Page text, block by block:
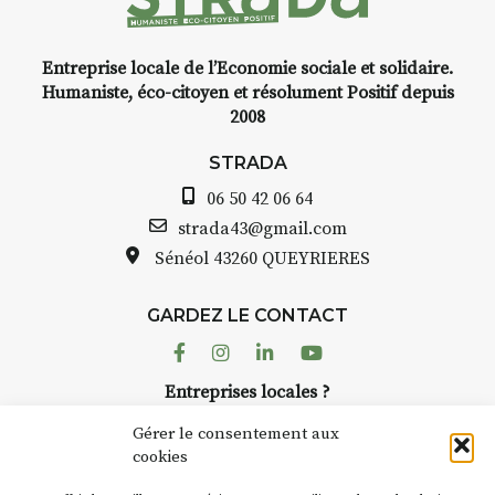
Gérer le consentement aux
cookies
INTERVIEW
avez ouvert une galerie à
Auzon…
Bernard TURLE Le Fumoir n’est
pas une galerie permanente.
AuzonToujours organise
dans le village. Des artistes et
caves, les granges d’Auzon. Le
Fumoir est l’un de ces espaces
Entreprise locale de l’Economie sociale et solidaire.
Humaniste, éco-citoyen et résolument Positif depuis
2008
STRADA
06 50 42 06 64
strada43@gmail.com
Sénéol 43260 QUEYRIERES
GARDEZ LE CONTACT
FacebookInstagram
LinkedinYoutube
Entreprises locales ?